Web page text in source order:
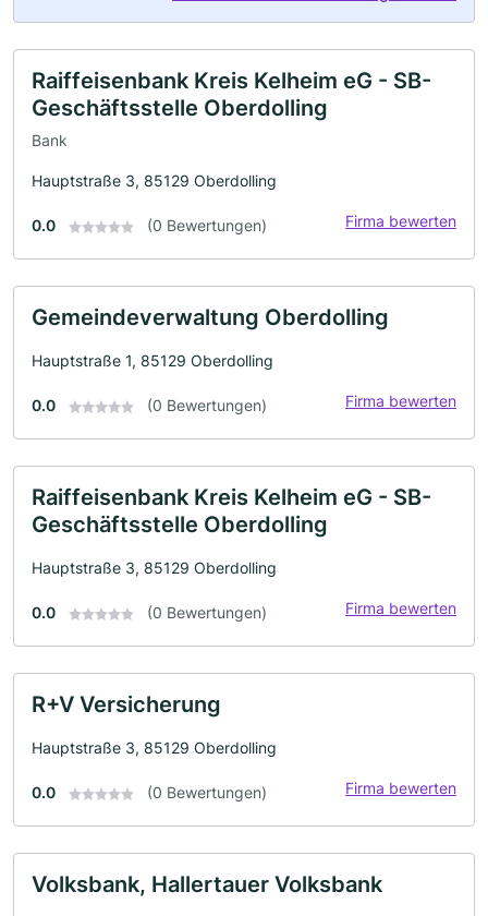
Raiffeisenbank Kreis Kelheim eG - SB-
Geschäftsstelle Oberdolling
Bank
Hauptstraße 3, 85129 Oberdolling
0.0 (0 Bewertungen) Firma bewerten
Gemeindeverwaltung Oberdolling
Hauptstraße 1, 85129 Oberdolling
0.0 (0 Bewertungen) Firma bewerten
Raiffeisenbank Kreis Kelheim eG - SB-
Geschäftsstelle Oberdolling
Hauptstraße 3, 85129 Oberdolling
0.0 (0 Bewertungen) Firma bewerten
R+V Versicherung
Hauptstraße 3, 85129 Oberdolling
0.0 (0 Bewertungen) Firma bewerten
Volksbank, Hallertauer Volksbank